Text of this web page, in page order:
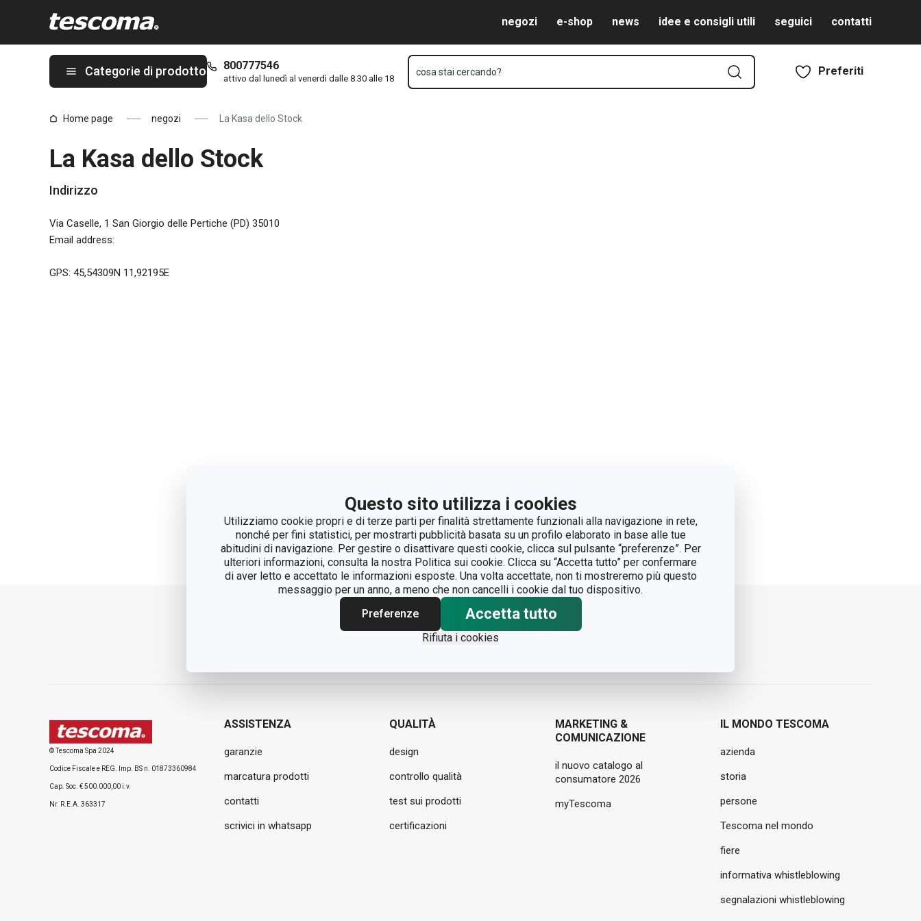
Questo sito utilizza i cookies
Utilizziamo cookie propri e di terze parti per finalità strettamente funzionali alla navigazione in rete,
nonché per fini statistici, per mostrarti pubblicità basata su un profilo elaborato in base alle tue
abitudini di navigazione. Per gestire o disattivare questi cookie, clicca sul pulsante “preferenze”. Per
ulteriori informazioni, consulta la nostra Politica sui cookie. Clicca su “Accetta tutto” per confermare
di aver letto e accettato le informazioni esposte. Una volta accettate, non ti mostreremo più questo
messaggio per un anno, a meno che non cancelli i cookie dal tuo dispositivo.
Preferenze
Accetta tutto
Rifiuta i cookies
negozi e-shop news idee e consigli utili seguici contatti
Categorie di prodotto 800777546
attivo dal lunedì al venerdì dalle 8.30 alle 18
cosa stai cercando? Preferiti
Home page negozi La Kasa dello Stock
La Kasa dello Stock
Indirizzo
Via Caselle, 1 San Giorgio delle Pertiche (PD) 35010
Email address:
GPS: 45,54309N 11,92195E
© Tescoma Spa 2024
Codice Fiscale e REG. Imp. BS n. 01873360984
Cap. Soc. € 500.000,00 i.v.
Nr. R.E.A. 363317
ASSISTENZA
garanzie
marcatura prodotti
contatti
scrivici in whatsapp
QUALITÀ
design
controllo qualità
test sui prodotti
certificazioni
MARKETING &
COMUNICAZIONE
il nuovo catalogo al
consumatore 2026
myTescoma
IL MONDO TESCOMA
azienda
storia
persone
Tescoma nel mondo
fiere
informativa whistleblowing
segnalazioni whistleblowing